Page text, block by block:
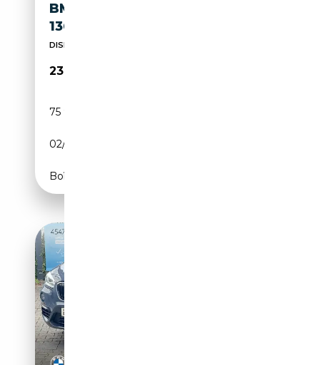
BMW X1 SDRIVE18I SPORT
136CV
DISPONIBILITA' LIMITATA - TEL 3484723335
23 500€
75 900 km
02/2022
Boîte manuelle